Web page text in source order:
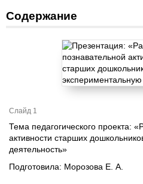
Содержание
Слайд 1
Тема педагогического проекта:
активности старших
деятельность»
Подготовила: Морозова Е. А.